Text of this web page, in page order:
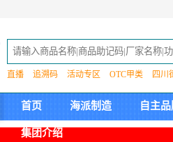
直播 追溯码 活动专区 OTC甲类 四川
首页 海派制造 自主
集团介绍